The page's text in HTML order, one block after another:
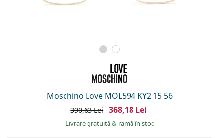
Moschino Love MOL594 KY2 15 56
390,63 Lei 368,18 Lei
Livrare gratuită& ramă în stoc